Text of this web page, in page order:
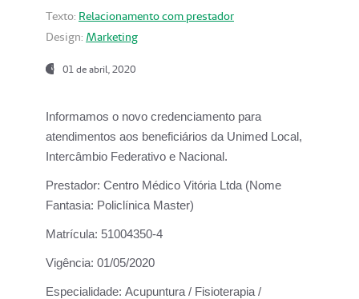
Texto: Relacionamento com prestador
Design: Marketing
01 de abril, 2020
Informamos o novo credenciamento para
atendimentos aos beneficiários da Unimed Local,
Intercâmbio Federativo e Nacional.
Prestador: Centro Médico Vitória Ltda (Nome
Fantasia: Policlínica Master)
Matrícula: 51004350-4
Vigência: 01/05/2020
Especialidade: Acupuntura / Fisioterapia /